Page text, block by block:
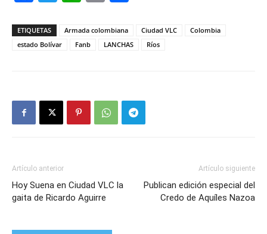
ETIQUETAS Armada colombiana Ciudad VLC
Colombia
estado Bolívar
Fanb LANCHAS Ríos
Artículo anterior
Hoy Suena en Ciudad VLC la
gaita de Ricardo Aguirre
Artículo siguiente
Publican edición especial del
Credo de Aquíles Nazoa